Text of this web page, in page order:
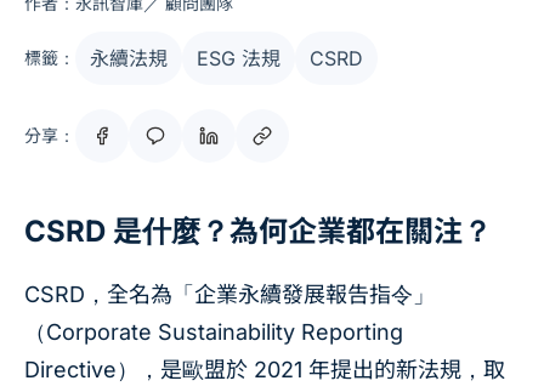
標籤： 永續法規 ESG 法規 CSRD
分享：
CSRD 是什麼？為何企業都在關注？
CSRD，全名為「企業永續發展報告指令」
（Corporate Sustainability Reporting
Directive），是歐盟於 2021 年提出的新法規，取